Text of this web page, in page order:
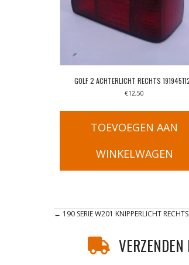
GOLF 2 ACHTERLICHT RECHTS
€12,50
TOEVOEGEN AAN
WINKELWAGEN
Posts
navigation
← 190 SERIE W201 KNIPPERLICHT